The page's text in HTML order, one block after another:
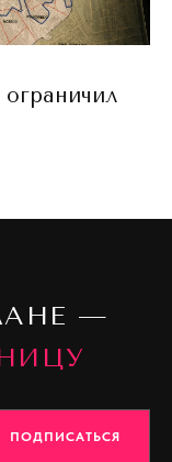
—
ПОДПИСАТЬСЯ